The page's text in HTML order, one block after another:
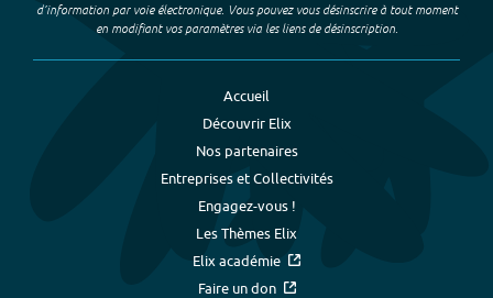
d’information par voie électronique. Vous pouvez vous désinscrire à tout moment
en modifiant vos paramètres via les liens de désinscription.
Accueil
Découvrir Elix
Nos partenaires
Entreprises et Collectivités
Engagez-vous !
Les Thèmes Elix
Elix académie
Faire un don